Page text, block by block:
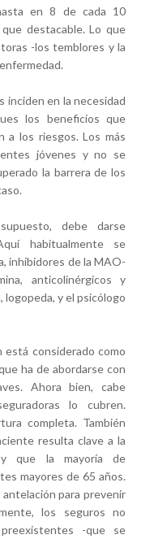
en 8 de cada 10
destacable. Lo que
-los temblores y la
inciden en la necesidad
los beneficios que
a los riesgos. Los más
jóvenes y no se
la barrera de los
debe darse
habitualmente se
inhibidores de la MAO-
anticolinérgicos y
y el psicólogo
está considerado como
ha de abordarse con
Ahora bien, cabe
lo cubren.
completa. También
resulta clave a la
que la mayoría de
mayores de 65 años.
para prevenir
los seguros no
-que se